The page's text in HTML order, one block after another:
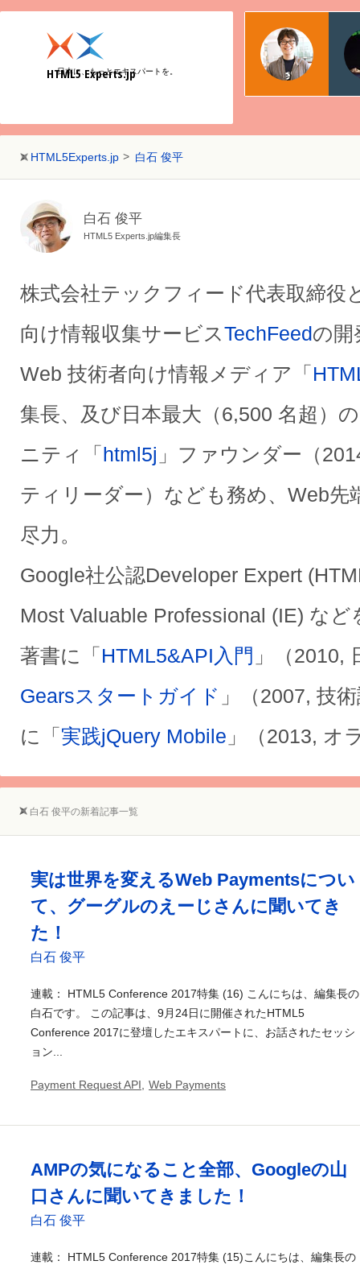
HTML5 Experts.jp
日本に、もっとエキスパートを。
物
日本
Web
HTML5Experts.jp 白石 俊平
白石 俊平
HTML5 Experts.jp編集長
株式会社テックフィード代表取締役
向け情報収集サービスTechFeedの開
Web 技術者向け情報メディア「
集⻑、及び⽇本最⼤（6,500 名超）
ニティ「 html5j 」ファウンダー（
ティリーダー）なども務め、Web先
尽力。
Google社公認Developer Expert
Most Valuable Professional (IE) など
著書に「 HTML5&API入門 」（2010,
Gearsスタートガイド 」（2007, 技
に「 実践jQuery Mobile 」（2013, オ
白石 俊平の新着記事一覧
実は世界を変えるWeb Paymentsについ
て、グーグルのえーじさんに聞いてき
た！
白石 俊平
連載： HTML5 Conference 2017特集 (16) こんにちは、編集長の
白石です。 この記事は、9月24日に開催されたHTML5
Conference 2017に登壇したエキスパートに、お話されたセッシ
ョン...
Payment Request API Web Payments
AMPの気になること全部、Googleの山
口さんに聞いてきました！
白石 俊平
連載： HTML5 Conference 2017特集 (15)こんにちは、編集長の